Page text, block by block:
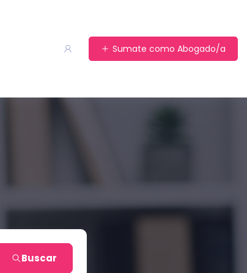
Sumate como Abogado/a
Buscar